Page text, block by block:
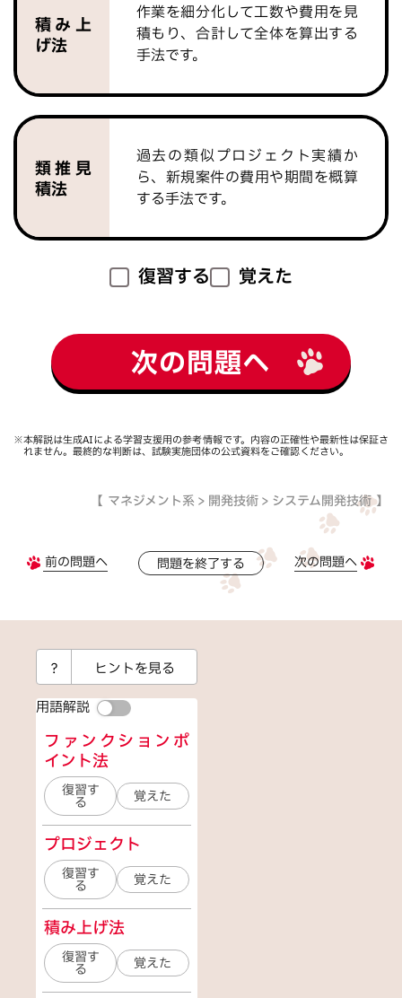
積み上
げ法
作業を細分化して工数や費用を見
積もり、合計して全体を算出する
手法です。
類推見
積法
過去の類似プロジェクト実績か
ら、新規案件の費用や期間を概算
する手法です。
復習する 覚えた
次の問題へ
※本解説は生成AIによる学習支援用の参考情報です。内容の正確性や最新性は保証さ
れません。最終的な判断は、試験実施団体の公式資料をご確認ください。
マネジメント系 > 開発技術 > システム開発技術
前の問題へ 問題を終了する 次の問題へ
？
ヒントを見る
用語解説
ファンクションポ
イント法
復習す
る 覚えた
プロジェクト
復習す
る 覚えた
積み上げ法
復習す
る 覚えた